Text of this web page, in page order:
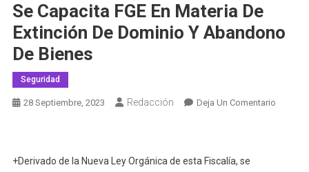
Se Capacita FGE En Materia De
Extinción De Dominio Y Abandono
De Bienes
Seguridad
28 Septiembre, 2023 Redacción Deja Un ComentarioEn
+Derivado de la Nueva Ley Orgánica de esta Fiscalía, se